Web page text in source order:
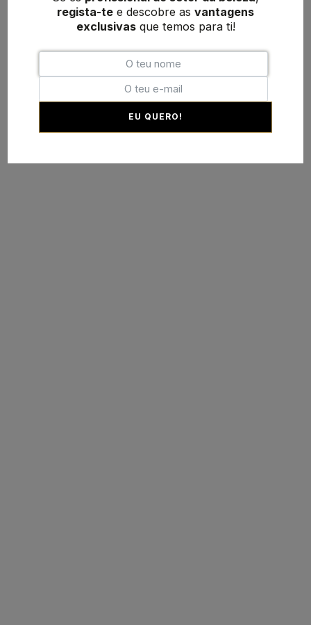
regista-te e descobre as vantagens
exclusivasque temos para ti!
EU QUERO!